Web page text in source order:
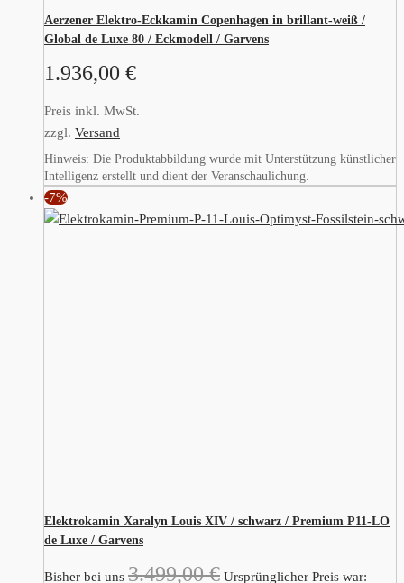
Aerzener Elektro-Eckkamin Copenhagen in brillant-weiß /
Global de Luxe 80 / Eckmodell / Garvens
1.936,00 €
Preis inkl. MwSt.
zzgl. Versand
Hinweis: Die Produktabbildung wurde mit Unterstützung künstlicher
Intelligenz erstellt und dient der Veranschaulichung.
-7%
Elektrokamin Xaralyn Louis XIV / schwarz / Premium P11-LO
de Luxe / Garvens
Bisher bei uns 3.499,00€ Ursprünglicher Preis war: